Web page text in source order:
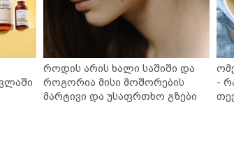
როდის არის ხალი საშიში და
როგორია მისი მოშორების
მარტივი და უსაფრთხო გზები
-